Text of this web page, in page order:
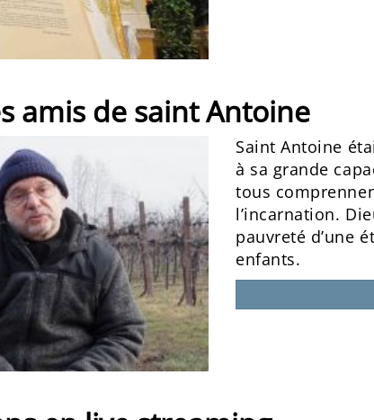
amis de saint Antoine
Saint Antoine
à sa grande
tous
l’incarnation.
pauvreté d’une
enfants.